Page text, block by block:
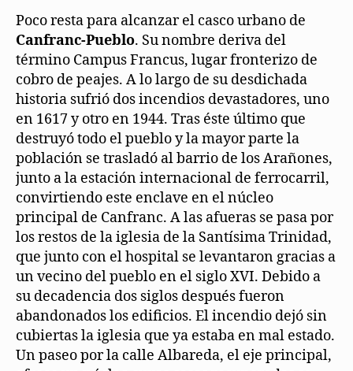
Poco resta para alcanzar el casco urbano de
Canfranc-Pueblo. Su nombre deriva del
término Campus Francus, lugar fronterizo de
cobro de peajes. A lo largo de su desdichada
historia sufrió dos incendios devastadores, uno
en 1617 y otro en 1944. Tras éste último que
destruyó todo el pueblo y la mayor parte la
población se trasladó al barrio de los Arañones,
junto a la estación internacional de ferrocarril,
convirtiendo este enclave en el núcleo
principal de Canfranc. A las afueras se pasa por
los restos de la iglesia de la Santísima Trinidad,
que junto con el hospital se levantaron gracias a
un vecino del pueblo en el siglo XVI. Debido a
su decadencia dos siglos después fueron
abandonados los edificios. El incendio dejó sin
cubiertas la iglesia que ya estaba en mal estado.
Un paseo por la calle Albareda, el eje principal,